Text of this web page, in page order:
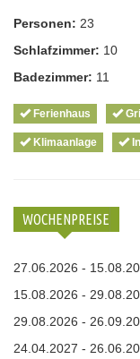
Personen: 23
Schlafzimmer: 10
Badezimmer: 11
Ferienhaus Grill
Klimaanlage
WOCHENPREISE
27.06.2026 -
15.08.2026 -
29.08.2026 -
24.04.2027 -